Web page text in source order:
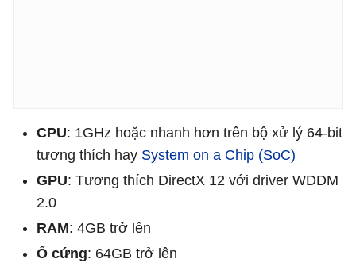
CPU: 1GHz hoặc nhanh hơn trên bộ xử lý 64-bit
tương thích hay System on a Chip (SoC)
GPU: Tương thích DirectX 12 với driver WDDM
2.0
RAM: 4GB trở lên
Ổ cứng: 64GB trở lên